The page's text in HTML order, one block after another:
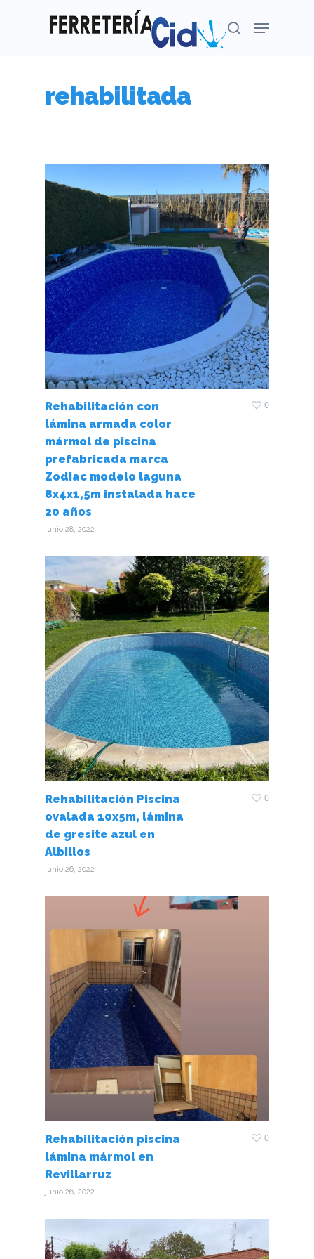
Pulsa Enter para buscar o Esc para cerrar
rehabilitada
Rehabilitación con
lámina armada color
mármol de piscina
prefabricada marca
Zodiac modelo laguna
8x4x1,5m instalada hace
20 años
junio 28, 2022
0
Rehabilitación Piscina
ovalada 10x5m, lámina
de gresite azul en
Albillos
junio 26, 2022
0
Rehabilitación piscina
lámina mármol en
Revillarruz
junio 26, 2022
0
¿COMPRAR
CID?
LA TIENDA